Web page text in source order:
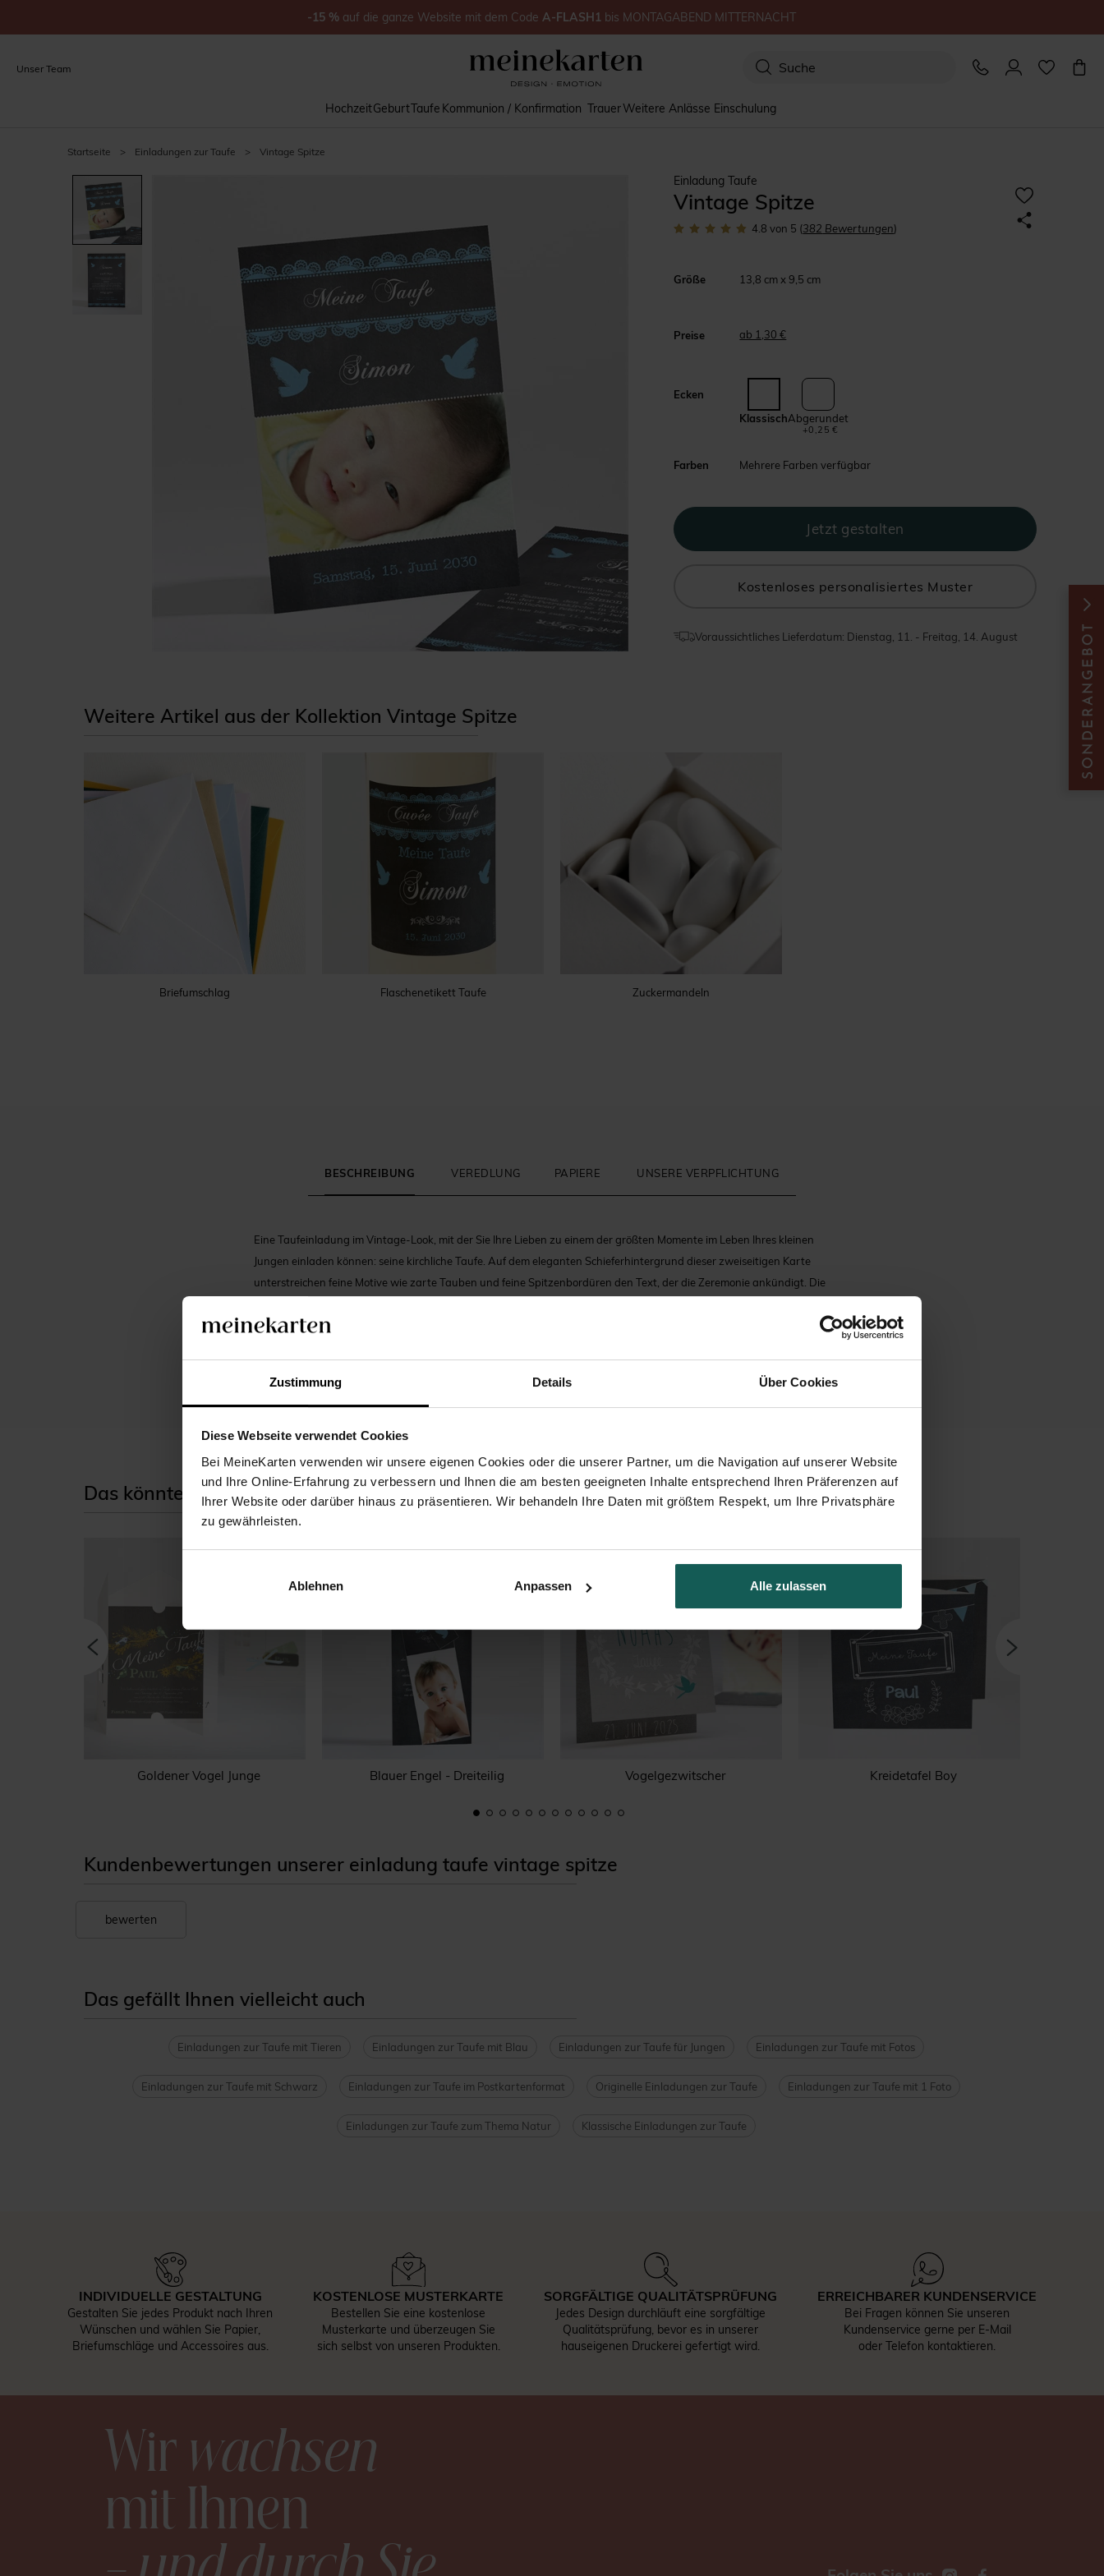
Zustimmung Details Über Cookies
Diese Webseite verwendet Cookies
Bei MeineKarten verwenden wir unsere eigenen Cookies oder die unserer Partner, um die Navigation auf unserer Website
und Ihre Online-Erfahrung zu verbessern und Ihnen die am besten geeigneten Inhalte entsprechend Ihren Präferenzen auf
Ihrer Website oder darüber hinaus zu präsentieren. Wir behandeln Ihre Daten mit größtem Respekt, um Ihre Privatsphäre
zu gewährleisten.
Ablehnen Anpassen Alle zulassen
Unser Team
HochzeitGeburtTaufe Kommunion / Konfirmation TrauerWeitere Anlässe Einschulung
Startseite > Einladungen zur Taufe > Vintage Spitze
Einladung Taufe
Vintage Spitze
4.8 von 5 (382 Bewertungen)
Größe 13,8 cm x 9,5 cm
Preise ab 1,30 €
Ecken
KlassischAbgerundet
+0,25 €
Farben Mehrere Farben verfügbar
Kostenloses personalisiertes Muster
Voraussichtliches Lieferdatum: Dienstag, 11. - Freitag, 14. August
Weitere Artikel aus der Kollektion Vintage Spitze
Briefumschlag Flaschenetikett Taufe Zuckermandeln
BESCHREIBUNG VEREDLUNG PAPIERE UNSERE VERPFLICHTUNG
Eine Taufeinladung im Vintage-Look, mit der Sie Ihre Lieben zu einem der größten Momente im Leben Ihres kleinen
Jungen einladen können: seine kirchliche Taufe. Auf dem eleganten Schieferhintergrund dieser zweiseitigen Karte
unterstreichen feine Motive wie zarte Tauben und feine Spitzenbordüren den Text, der die Zeremonie ankündigt. Die
schönen Foto Ihres Kindes als Illustration wird die Einladungskarte zu einem schönen, persönlichen Erinnerungsstück, das
Das könnte Ihnen auch gefallen
Goldener Vogel Junge Blauer Engel - Dreiteilig Vogelgezwitscher Kreidetafel Boy
Kundenbewertungen unserer einladung taufe vintage spitze
bewerten
Das gefällt Ihnen vielleicht auch
Einladungen zur Taufe mit Tieren Einladungen zur Taufe mit Blau Einladungen zur Taufe für Jungen Einladungen zur Taufe mit Fotos
Einladungen zur Taufe mit Schwarz Einladungen zur Taufe im Postkartenformat Originelle Einladungen zur Taufe Einladungen zur Taufe mit 1 Foto
Einladungen zur Taufe zum Thema Natur Klassische Einladungen zur Taufe
INDIVIDUELLE GESTALTUNG
Gestalten Sie jedes Produkt nach Ihren
Wünschen und wählen Sie Papier,
Briefumschläge und Accessoires aus.
KOSTENLOSE MUSTERKARTE
Bestellen Sie eine kostenlose
Musterkarte und überzeugen Sie
sich selbst von unseren Produkten.
SORGFÄLTIGE QUALITÄTSPRÜFUNG
Jedes Design durchläuft eine sorgfältige
Qualitätsprüfung, bevor es in unserer
hauseigenen Druckerei gefertigt wird.
ERREICHBARER KUNDENSERVICE
Bei Fragen können Sie unseren
Kundenservice gerne per E-Mail
oder Telefon kontaktieren.
Wirwachsen
mit Ihnen
-15 % auf die ganze Website mit dem Code A-FLASH1 bis MONTAGABEND MITTERNACHT